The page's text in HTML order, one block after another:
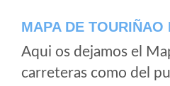
MAPA DE TOURIÑAO
Aqui os dejamos el
carreteras como del